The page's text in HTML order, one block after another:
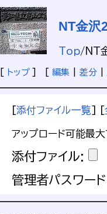
NT金沢
Top/NT
トップ] [ 編集 差分
[添付ファイル一覧] [
アップロード可能最
添付ファイル:
管理者パスワー